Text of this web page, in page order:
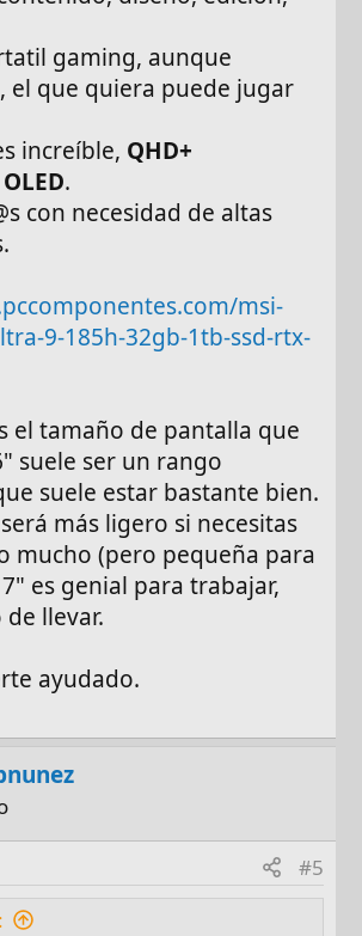
gaming, aunque
el que quiera puede jugar
increíble, QHD+
.
con necesidad de altas
msi-
9-185h-32gb-1tb-ssd-rtx-
el tamaño de pantalla que
suele ser un rango
suele estar bastante bien.
más ligero si necesitas
mucho (pero pequeña para
es genial para trabajar,
llevar.
ayudado.
#5